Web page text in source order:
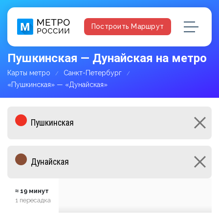
Построить Маршрут
Пушкинская — Дунайская на метро
Карты метро
Санкт-Петербург
«Пушкинская» — «Дунайская»
≈ 19 минут
1 пересадка